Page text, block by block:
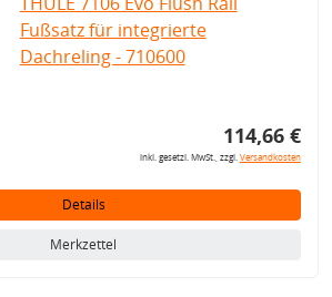
Fußsatz für integrierte
Dachreling - 710600
114,66 €
inkl. gesetzl. MwSt., zzgl.Versandkosten
Details
Merkzettel